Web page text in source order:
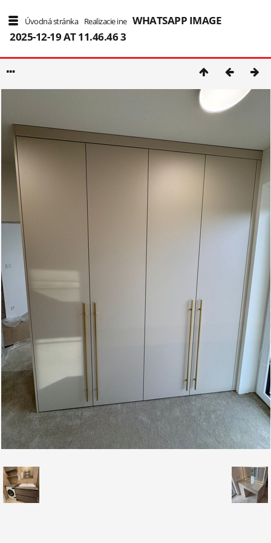
Úvodná stránka/ Realizacie ine/ WHATSAPP IMAGE
2025-12-19 AT 11.46.46 3